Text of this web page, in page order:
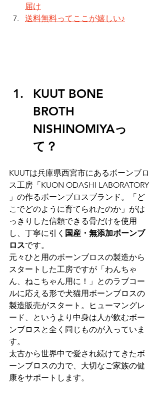
届け
送料無料ってここが嬉しい♪
KUUT BONE
BROTH
NISHINOMIYAっ
て？
KUUTは兵庫県西宮市にあるボーンブロ
ス工房「KUON ODASHI LABORATORY
」の作るボーンブロスブランド。「ど
こでどのように育てられたのか」がは
っきりした信頼できる骨だけを使用
し、丁寧に引く 国産・無添加ボーンブ
ロスです。
元々ひと用のボーンブロスの製造から
スタートした工房ですが「わんちゃ
ん、ねこちゃん用に！」とのラブコー
ルに応える形で犬猫用ボーンブロスの
製造販売がスタート。ヒューマングレ
ード、というより中身は人が飲むボー
ンブロスと全く同じものが入っていま
す。
太古から世界中で愛され続けてきたボ
ーンブロスの力で、大切なご家族の健
康をサポートします。